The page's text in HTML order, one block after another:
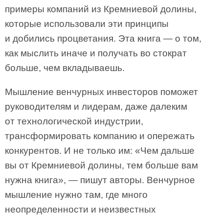
примеры компаний из Кремниевой долины,
которые использовали эти принципы
и добились процветания. Эта книга — о том,
как мыслить иначе и получать во стократ
больше, чем вкладываешь.
Мышление венчурных инвесторов поможет
руководителям и лидерам, даже далеким
от технологической индустрии,
трансформировать компанию и опережать
конкурентов. И не только им: «Чем дальше
вы от Кремниевой долины, тем больше вам
нужна книга», — пишут авторы. Венчурное
мышление нужно там, где много
неопределенности и неизвестных